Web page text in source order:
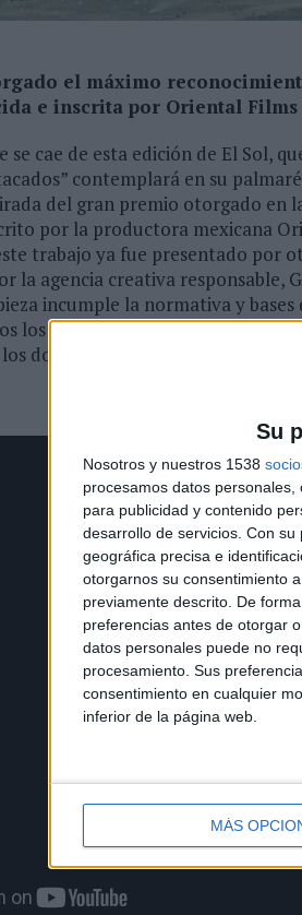
Su
Nosotros y nuestros 1538
procesamos datos
para publicidad y contenido
desarrollo de servicios. Con su
geográfica precisa e
otorgarnos su consentimiento
previamente descrito. De
preferencias antes de otorgar
datos personales puede no
procesamiento. Sus
consentimiento en cualquier
inferior de la página web.
MÁS
el máximo
e inscrita por Oriental
cae de esta edición de El Sol,
contemplará en su
del gran premio otorgado en
por la productora mexicana
trabajo ya fue presentado por
la agencia creativa responsable,
incumple la normativa y
los reconocimientos alcanzados
dos oros y una plata que había